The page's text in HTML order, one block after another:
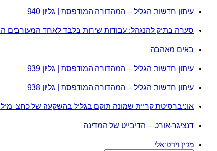
עיתון חדשות הגליל – המהדורה המודפסת | גליון 940
סערה בתיק להנגהל: עבודות שירות בלבד לאחד המעורבים
באים מאהבה
עיתון חדשות הגליל – המהדורה המודפסת | גליון 939
עיתון חדשות הגליל – המהדורה המודפסת | גליון 938
אוניברסיטת קריית שמונה תוקם בגליל בהשקעה של כחצי
דנציגר-אורט – הדיבייט של המדינה
מגזין וירטואלי